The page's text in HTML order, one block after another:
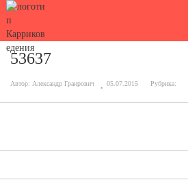
53637
Автор: Александр Граирович 05.07.2015 Рубрика: